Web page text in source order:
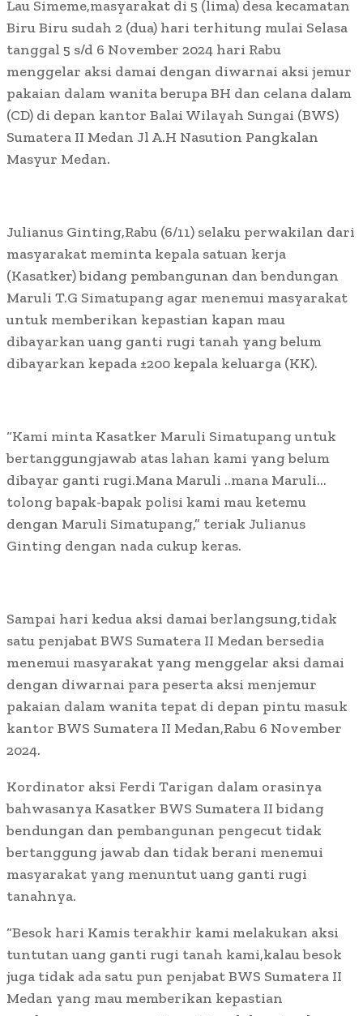
Lau Simeme,masyarakat di 5 (lima) desa kecamatan
Biru Biru sudah 2 (dua) hari terhitung mulai Selasa
tanggal 5 s/d 6 November 2024 hari Rabu
menggelar aksi damai dengan diwarnai aksi jemur
pakaian dalam wanita berupa BH dan celana dalam
(CD) di depan kantor Balai Wilayah Sungai (BWS)
Sumatera II Medan Jl A.H Nasution Pangkalan
Masyur Medan.
Julianus Ginting,Rabu (6/11) selaku perwakilan dari
masyarakat meminta kepala satuan kerja
(Kasatker) bidang pembangunan dan bendungan
Maruli T.G Simatupang agar menemui masyarakat
untuk memberikan kepastian kapan mau
dibayarkan uang ganti rugi tanah yang belum
dibayarkan kepada ±200 kepala keluarga (KK).
“Kami minta Kasatker Maruli Simatupang untuk
bertanggungjawab atas lahan kami yang belum
dibayar ganti rugi.Mana Maruli ..mana Maruli…
tolong bapak-bapak polisi kami mau ketemu
dengan Maruli Simatupang,” teriak Julianus
Ginting dengan nada cukup keras.
Sampai hari kedua aksi damai berlangsung,tidak
satu penjabat BWS Sumatera II Medan bersedia
menemui masyarakat yang menggelar aksi damai
dengan diwarnai para peserta aksi menjemur
pakaian dalam wanita tepat di depan pintu masuk
kantor BWS Sumatera II Medan,Rabu 6 November
2024.
Kordinator aksi Ferdi Tarigan dalam orasinya
bahwasanya Kasatker BWS Sumatera II bidang
bendungan dan pembangunan pengecut tidak
bertanggung jawab dan tidak berani menemui
masyarakat yang menuntut uang ganti rugi
tanahnya.
“Besok hari Kamis terakhir kami melakukan aksi
tuntutan uang ganti rugi tanah kami,kalau besok
juga tidak ada satu pun penjabat BWS Sumatera II
Medan yang mau memberikan kepastian